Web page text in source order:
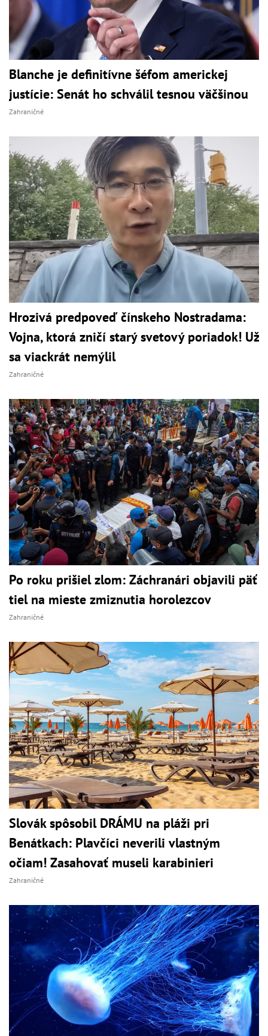
Blanche je definitívne šéfom americkej
justície: Senát ho schválil tesnou väčšinou
Zahraničné
Hrozivá predpoveď čínskeho Nostradama:
Vojna, ktorá zničí starý svetový poriadok! Už
sa viackrát nemýlil
Zahraničné
Po roku prišiel zlom: Záchranári objavili päť
tiel na mieste zmiznutia horolezcov
Zahraničné
Slovák spôsobil DRÁMU na pláži pri
Benátkach: Plavčíci neverili vlastným
očiam! Zasahovať museli karabinieri
Zahraničné